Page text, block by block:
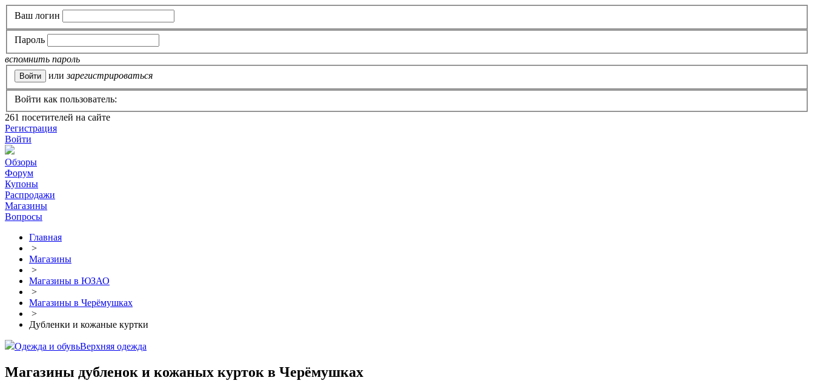
Ваш логин
Пароль
вспомнить пароль
или зарегистрироваться
Войти как пользователь:
261 посетителей на сайте
Регистрация
Войти
Обзоры
Форум
Купоны
Распродажи
Магазины
Вопросы
Главная
>
Магазины
>
Магазины в ЮЗАО
>
Магазины в Черёмушках
>
Дубленки и кожаные куртки
Одежда и обувьВерхняя одежда
Магазины дубленок и кожаных курток в Черёмушках